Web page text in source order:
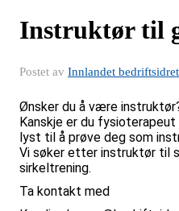
Instruktør til
Postet av Innlandet
Ønsker du å være
Kanskje er du
lyst til å prøve deg som
Vi søker etter instruktør til
sirkeltrening.
Ta kontakt med